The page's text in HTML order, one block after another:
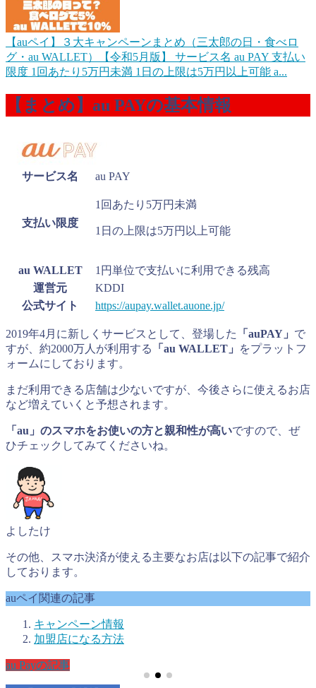
【auペイ】３大キャンペーンまとめ（三太郎の日・食べロ
グ・au WALLET）【令和5月版】
サービス名 au PAY 支払い
限度 1回あたり5万円未満 1日の上限は5万円以上可能 a...
【まとめ】au PAYの基本情報
サービス名 au PAY
支払い限度
1回あたり5万円未満
1日の上限は5万円以上可能
au WALLET
1円単位で支払いに利用できる残高
運営元
KDDI
公式サイト
https://aupay.wallet.auone.jp/
2019年4月に新しくサービスとして、登場した 「auPAY」 で
すが、約2000万人が利用する
「au WALLET」
をプラットフ
ォームにしております。
まだ利用できる店舗は少ないですが、今後さらに使えるお店
など増えていくと予想されます。
「au」のスマホをお使いの方と親和性が高いですので、ぜ
ひチェックしてみてくださいね。
よしたけ
その他、スマホ決済が使える主要なお店は以下の記事で紹介
しております。
auペイ関連の記事
キャンペーン情報
加盟店になる方法
au Payの記事